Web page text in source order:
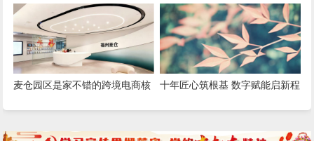
深耕，赋能医疗健康高质量发展
筑就工业智能新标杆
麦仓园区是家不错的跨境电商核
范式
十年匠心筑根基 数字赋能启新程